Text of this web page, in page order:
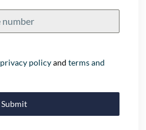
privacy policyandterms and
Submit